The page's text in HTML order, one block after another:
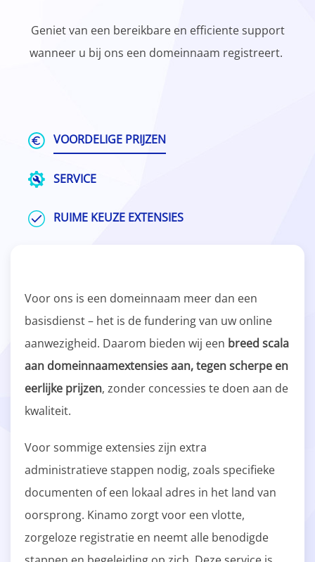
Geniet van een bereikbare en efficiente support
wanneer u bij ons een domeinnaam registreert.
VOORDELIGE PRIJZEN
SERVICE
RUIME KEUZE EXTENSIES
Voor ons is een domeinnaam meer dan een
basisdienst – het is de fundering van uw online
aanwezigheid. Daarom bieden wij een breed scala
aan domeinnaamextensies aan, tegen scherpe en
eerlijke prijzen, zonder concessies te doen aan de
kwaliteit.
Voor sommige extensies zijn extra
administratieve stappen nodig, zoals specifieke
documenten of een lokaal adres in het land van
oorsprong. Kinamo zorgt voor een vlotte,
zorgeloze registratie en neemt alle benodigde